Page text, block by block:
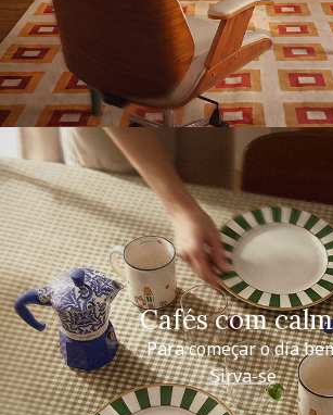
Cafés com
Para começar o dia
Sirva-se